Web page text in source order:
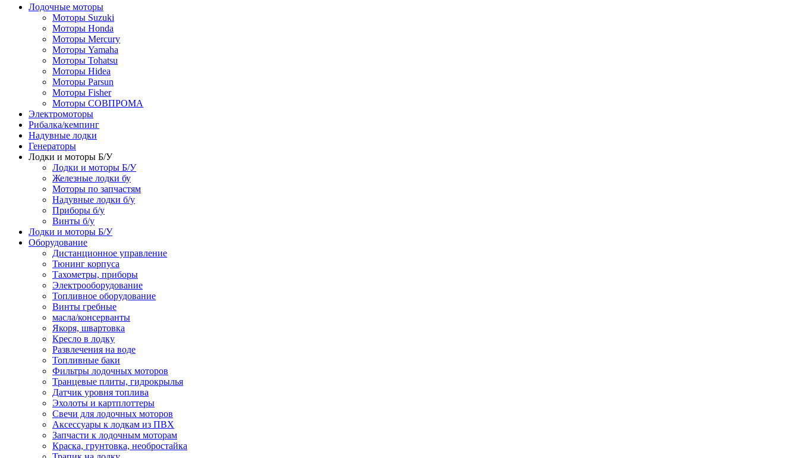
Лодочные моторы
Моторы Suzuki
Моторы Honda
Моторы Mercury
Моторы Yamaha
Моторы Tohatsu
Моторы Hidea
Моторы Parsun
Моторы Fisher
Моторы СОВПРОМА
Электромоторы
Рибалка/кемпинг
Надувные лодки
Генераторы
Лодки и моторы Б/У
Лодки и моторы Б/У
Железные лодки бу
Моторы по запчастям
Надувные лодки б/у
Приборы б/у
Винты б/у
Лодки и моторы Б/У
Оборудование
Дистанционное управление
Тюнинг корпуса
Тахометры, приборы
Электрооборудование
Топливное оборудование
Винты гребные
масла/консерванты
Якоря, швартовка
Кресло в лодку
Развлечения на воде
Топливные баки
Фильтры лодочных моторов
Транцевые плиты, гидрокрылья
Датчик уровня топлива
Эхолоты и картплоттеры
Cвечи для лодочных моторов
Аксессуары к лодкам из ПВХ
Запчасти к лодочным моторам
Краска, грунтовка, необростайка